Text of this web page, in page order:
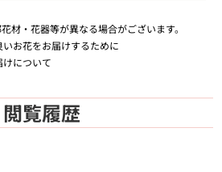
材・花器等が異なる場合がございます。
お花をお届けするために
について
閲覧履歴